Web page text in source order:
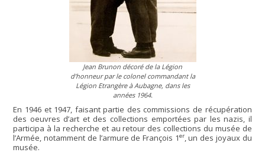
Jean Brunon décoré de la Légion
d’honneur par le colonel commandant la
Légion Etrangère à Aubagne, dans les
années 1964.
En 1946 et 1947, faisant partie des commissions de récupération
des oeuvres d’art et des collections emportées par les nazis, il
participa à la recherche et au retour des collections du musée de
l’Armée, notamment de l’armure de François 1er, un des joyaux du
musée.